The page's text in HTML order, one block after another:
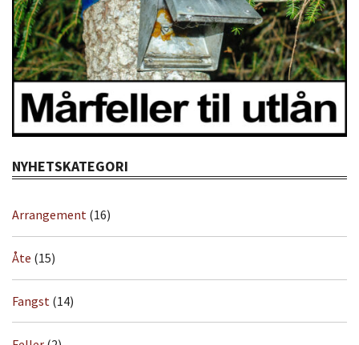
NYHETSKATEGORI
Arrangement (16)
Åte (15)
Fangst (14)